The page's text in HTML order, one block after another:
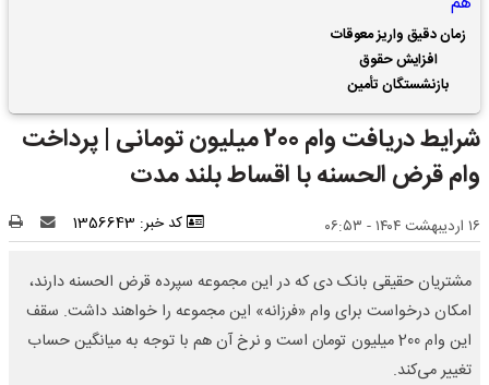
زمان دقیق واریز معوقات
افزایش حقوق
بازنشستگان تأمین
اجتماعی | واریز 2 ماه
فروردین و اردیبهشت
حقوق بازنشستگان با هم
شرایط دریافت وام 200 میلیون تومانی | پرداخت
وام قرض الحسنه با اقساط بلند مدت
۱۶ اردیبهشت ۱۴۰۴ - ۰۶:۵۳ کد خبر: 1356643
مشتریان حقیقی بانک دی که در این مجموعه سپرده قرض الحسنه دارند،
امکان درخواست برای وام «فرزانه» این مجموعه را خواهند داشت. سقف
این وام 200 میلیون تومان است و نرخ آن هم با توجه به میانگین حساب
تغییر می‌کند.